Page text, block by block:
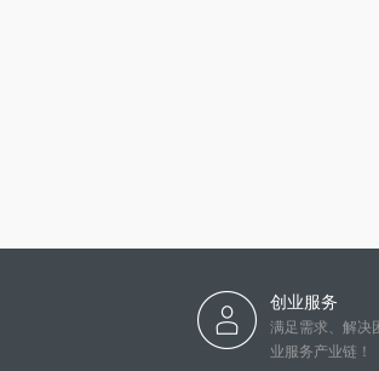
创业服务
满足需求、解决
业服务产业链！